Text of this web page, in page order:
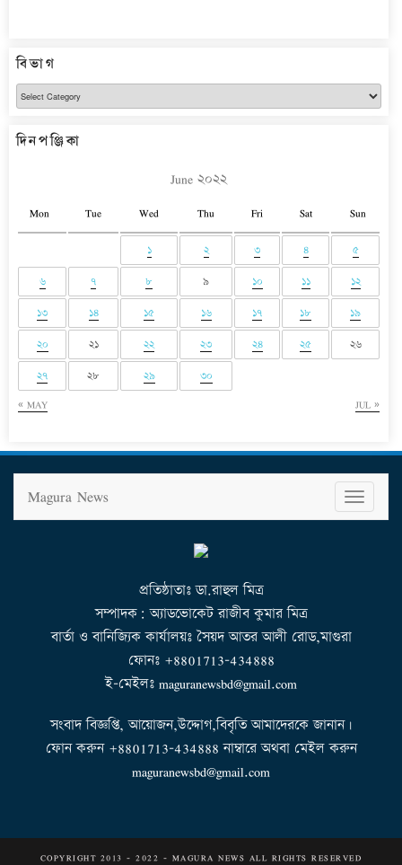
বিভাগ
বিভাগ
দিনপঞ্জিকা
June ২০২২
Mon Tue Wed Thu Fri Sat Sun
« MAY JUL »
১ ২ ৩ ৪ ৫
৬ ৭ ৮ ৯ ১০ ১১ ১২
১৩ ১৪ ১৫ ১৬ ১৭ ১৮ ১৯
২০ ২১ ২২ ২৩ ২৪ ২৫ ২৬
২৭ ২৮ ২৯ ৩০
T
o
g
l
Magura News
প্রতিষ্ঠাতাঃ ডা.রাহুল মিত্র
সম্পাদক: অ্যাডভোকেট রাজীব কুমার মিত্র
বার্তা ও বানিজ্যিক কার্যালয়ঃ সৈয়দ আতর আলী রোড,মাগুরা
ফোনঃ +8801713-434888
ই-মেইলঃ maguranewsbd@gmail.com
সংবাদ বিজ্ঞপ্তি, আয়োজন,উদ্দোগ,বিবৃতি আমাদেরকে জানান।
ফোন করুন +8801713-434888 নাম্বারে অথবা মেইল করুন
maguranewsbd@gmail.com
COPYRIGHT 2013 - 2022 - MAGURA NEWS ALL RIGHTS RESERVED